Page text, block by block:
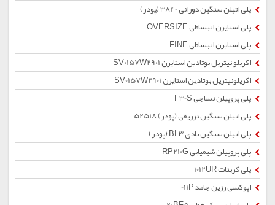
پلی اتیلن سنگین دورانی 3840 (پودر)
پلی استایرن انبساطی OVERSIZE
پلی استایرن انبساطی FINE
اکریلو نیتریل بوتادین استایرن SV0157W2901
اکریلونیتریل بوتادین استایرن SV0157W2901
پلی پروپیلن نساجی F30S
پلی اتیلن سنگین تزریقی (پودر) 52518
پلی اتیلن سنگین بادی BL3 (پودر)
پلی پروپیلن شیمیایی RP210G
پلی کربنات 1012UR
اپوکسی رزین جامد 011P